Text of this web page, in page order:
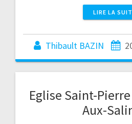
LIRE LA
Thibault BAZIN
Eglise Saint-
Aux-